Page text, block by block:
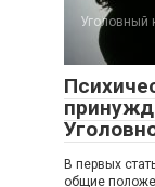
Уголовный
В первых
общие